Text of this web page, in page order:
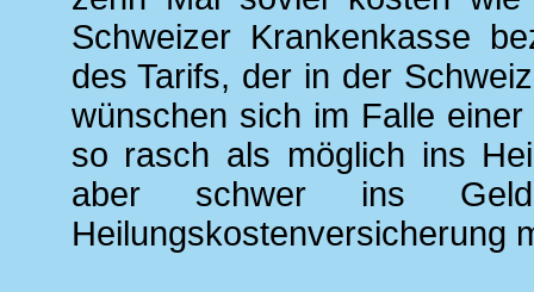
Schweizer Krankenkasse
des Tarifs, der in der
wünschen sich im Falle
so rasch als möglich ins
aber schwer ins
Heilungskostenversicherung